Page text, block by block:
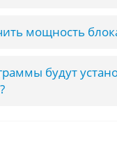
мощность
будут